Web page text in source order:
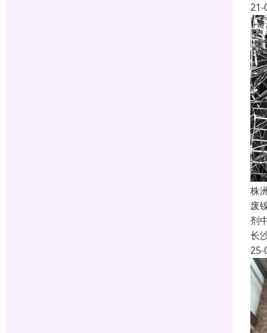
21-
株
废
剂
长
25-